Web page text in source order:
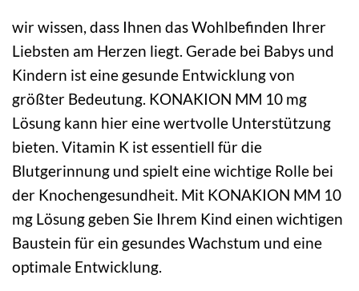
wir wissen, dass Ihnen das Wohlbefinden Ihrer
Liebsten am Herzen liegt. Gerade bei Babys und
Kindern ist eine gesunde Entwicklung von
größter Bedeutung. KONAKION MM 10 mg
Lösung kann hier eine wertvolle Unterstützung
bieten. Vitamin K ist essentiell für die
Blutgerinnung und spielt eine wichtige Rolle bei
der Knochengesundheit. Mit KONAKION MM 10
mg Lösung geben Sie Ihrem Kind einen wichtigen
Baustein für ein gesundes Wachstum und eine
optimale Entwicklung.